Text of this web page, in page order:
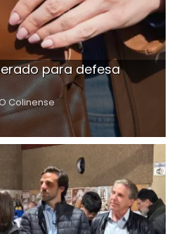
para defesa
Colinense